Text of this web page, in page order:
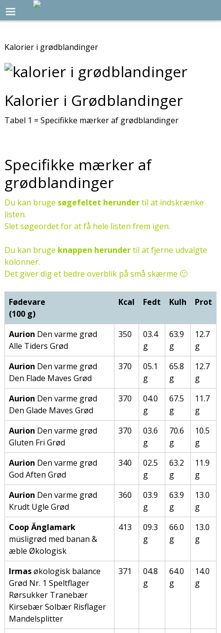
Kalorier i grødblandinger
Kalorier i Grødblandinger
Tabel 1 = Specifikke mærker af grødblandinger
Specifikke mærker af
grødblandinger
Du kan bruge søgefeltet herundertil at indskrænke
listen.
Slet søgeordet for at få hele listen frem igen.
Du kan bruge knappen herundertil at fjerne udvalgte
kolonner.
Det giver dig et bedre overblik på små skærme 🙂
Fødevare
(100 g)
Kcal Fedt Kulh Prot
Aurion Den varme grød
Alle Tiders Grød
350
03.4
g
63.9
g
12.7
g
Aurion Den varme grød
Den Flade Maves Grød
370
05.1
g
65.8
g
12.7
g
Aurion Den varme grød
Den Glade Maves Grød
370
04.0
g
67.5
g
11.7
g
Aurion Den varme grød
Gluten Fri Grød
370
03.6
g
70.6
g
10.5
g
Aurion Den varme grød
God Aften Grød
340
02.5
g
63.2
g
11.9
g
Aurion Den varme grød
Krudt Ugle Grød
360
03.9
g
63.9
g
13.0
g
Coop Änglamark
müsligrød med banan &
æble Økologisk
413
09.3
g
66.0
g
13.0
g
Irmasøkologisk balance
Grød Nr. 1 Speltflager
Rørsukker Tranebær
Kirsebær Solbær Risflager
Mandelsplitter
371
04.8
g
64.0
g
14.0
g